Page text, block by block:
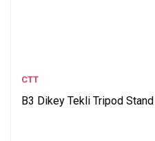
CTT
B3 Dikey Tekli Tripod Stand